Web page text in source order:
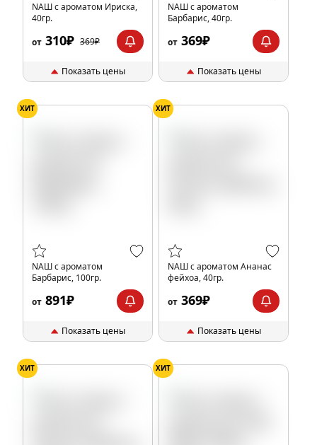
NАШ с ароматом Ириска,
40гр.
от 310₽ 369₽
Показать цены
NАШ с ароматом
Барбарис, 40гр.
от 369₽
Показать цены
ХИТ
NАШ с ароматом
Барбарис, 100гр.
от 891₽
Показать цены
ХИТ
NАШ с ароматом Ананас
фейхоа, 40гр.
от 369₽
Показать цены
ХИТ ХИТ